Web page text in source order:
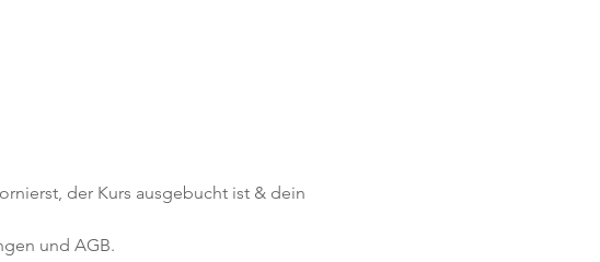
der Kurs ausgebucht ist & dein
und AGB.